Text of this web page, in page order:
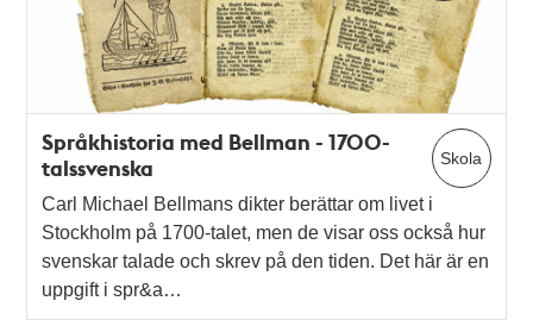
Skola
Språkhistoria med Bellman - 1700-
talssvenska
Carl Michael Bellmans dikter berättar om livet i
Stockholm på 1700-talet, men de visar oss också hur
svenskar talade och skrev på den tiden. Det här är en
uppgift i spr&a…